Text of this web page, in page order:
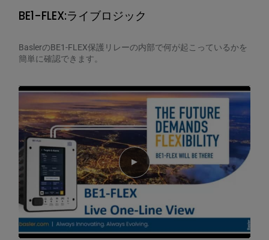
BE1-FLEX:ライブロジック
BaslerのBE1-FLEX保護リレーの内部で何が起こっているかを
簡単に確認できます。
Play video